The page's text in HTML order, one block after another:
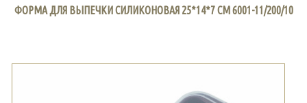
ФОРМА ДЛЯ ВЫПЕЧКИ СИЛИКОНОВАЯ 25*14*7 СМ 6001-11/200/10